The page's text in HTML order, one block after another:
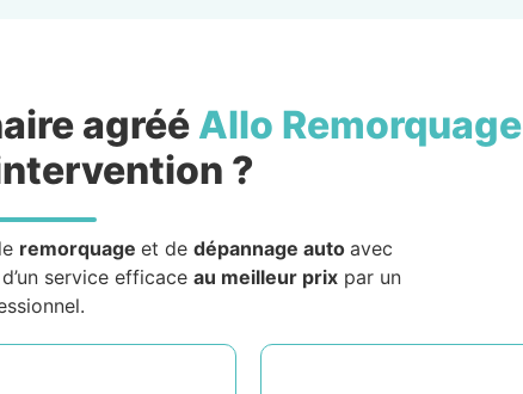
agréé Allo Remorquage
?
remorquage et de dépannage auto avec
service efficace au meilleur prix par un